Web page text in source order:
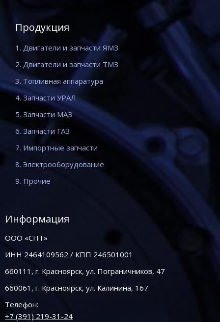
Продукция
1. Двигатели и запчасти ЯМЗ
2. Двигатели и запчасти ТМЗ
3. Топливная аппаратура
4. Запчасти УРАЛ
5. Запчасти МАЗ
6. Запчасти ГАЗ
7. Импортные запчасти
8. Электрооборудование
9. Прочие
Информация
ООО «СНТ»
ИНН 2464109562 / КПП 246501001
660111, г. Красноярск, ул. Пограничников, 47
660061, г. Красноярск, ул. Калинина, 167
Телефон:
+7 (391) 219-31-24